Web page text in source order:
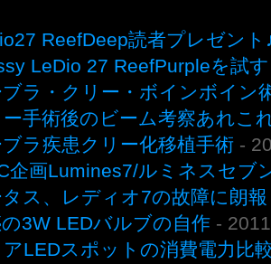
ReefDeep読者プレゼント
LeDio 27 ReefPurpleを試す
ブラ・クリー・ボインボイン
ー手術後のビーム考察あれこ
ブラ疾患クリー化移植手術 -
企画Lumines7/ルミネスセブ
タス、レディオ7の故障に朗報
3W LEDバルブの自作 -
アLEDスポットの消費電力比